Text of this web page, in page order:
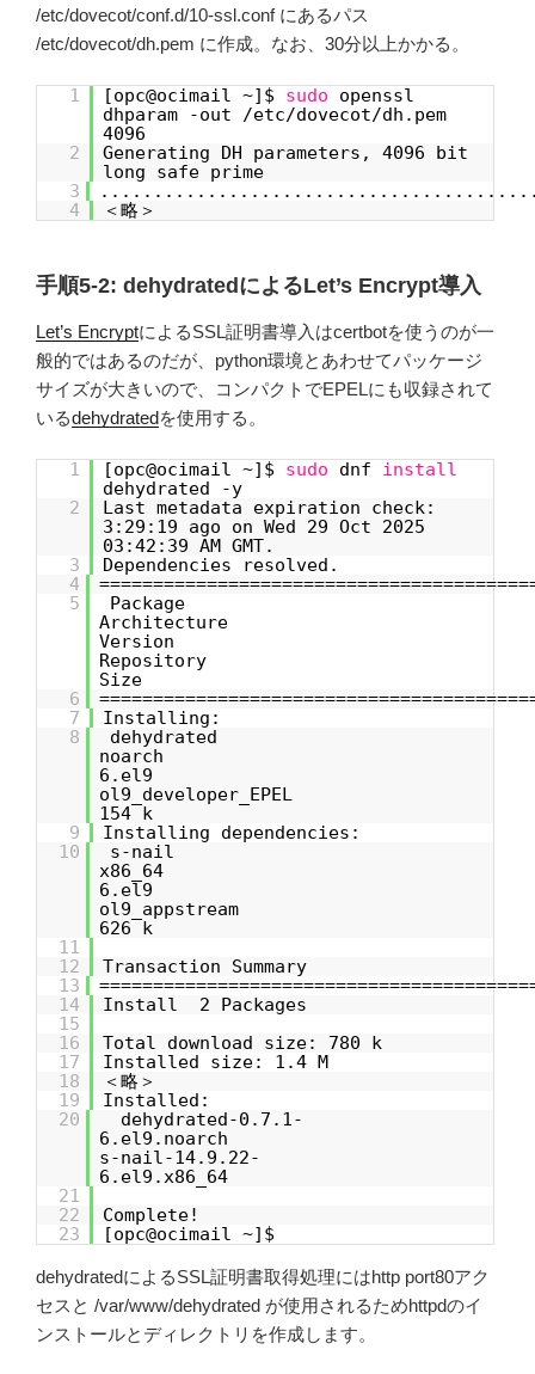
/etc/dovecot/conf.d/10-ssl.conf にあるパス
/etc/dovecot/dh.pem に作成。なお、30分以上かかる。
1 [opc@ocimail ~]$ sudo
openssl
dhparam -out /etc/dovecot/dh.pem
4096
2
Generating DH parameters, 4096 bit
long safe prime
3
4
＜略＞
手順5-2: dehydratedによるLet’s Encrypt導入
Let’s EncryptによるSSL証明書導入はcertbotを使うのが一
般的ではあるのだが、python環境とあわせてパッケージ
サイズが大きいので、コンパクトでEPELにも収録されて
いるdehydratedを使用する。
1 [opc@ocimail ~]$ sudo dnf install
dehydrated -y
2
Last metadata expiration check:
3:29:19 ago on Wed 29 Oct 2025
03:42:39 AM GMT.
3
Dependencies resolved.
4
5
Size
6
7
Installing:
8
noarch
154 k
9
Installing dependencies:
10
s-
x86_64
6.el9
626 k
11
12
Transaction Summary
13
14
Install 2 Packages
15
16
Total download size: 780 k
17
Installed size: 1.4 M
18
＜略＞
19
Installed:
20
dehydrated-0.7.1-
s-nail-14.9.22-
21
22
Complete!
23
[opc@ocimail ~]$
dehydratedによるSSL証明書取得処理にはhttp port80アク
セスと /var/www/dehydrated が使用されるためhttpdのイ
ンストールとディレクトリを作成します。